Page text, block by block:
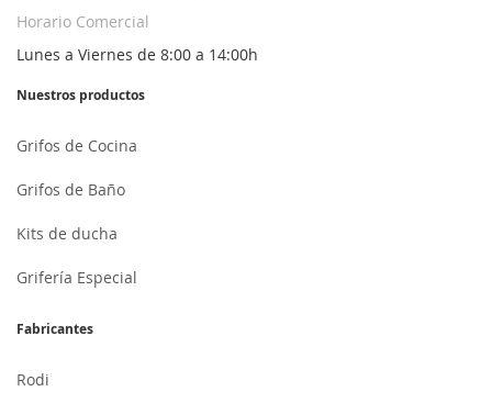
Horario Comercial
Lunes a Viernes de 8:00 a 14:00h
Nuestros productos
Grifos de Cocina
Grifos de Baño
Kits de ducha
Grifería Especial
Fabricantes
Rodi